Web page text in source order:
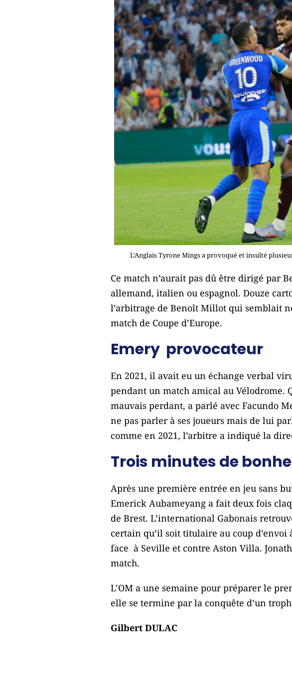
L’Anglais Tyrone Mings a provoqué et insulté
Ce match n’aurait pas dû être dirigé par
allemand, italien ou espagnol. Douze
l’arbitrage de Benoît Millot qui semblait
match de Coupe d’Europe.
Emery provocateur
En 2021, il avait eu un échange verbal
pendant un match amical au Vélodrome.
mauvais perdant, a parlé avec Facundo
ne pas parler à ses joueurs mais de lui
comme en 2021, l’arbitre a indiqué la
Trois minutes de
Après une première entrée en jeu sans
Emerick Aubameyang a fait deux fois
de Brest. L’international Gabonais
certain qu’il soit titulaire au coup
face à Seville et contre Aston Villa.
match.
L’OM a une semaine pour préparer le
elle se termine par la conquête d’un
Gilbert DULAC